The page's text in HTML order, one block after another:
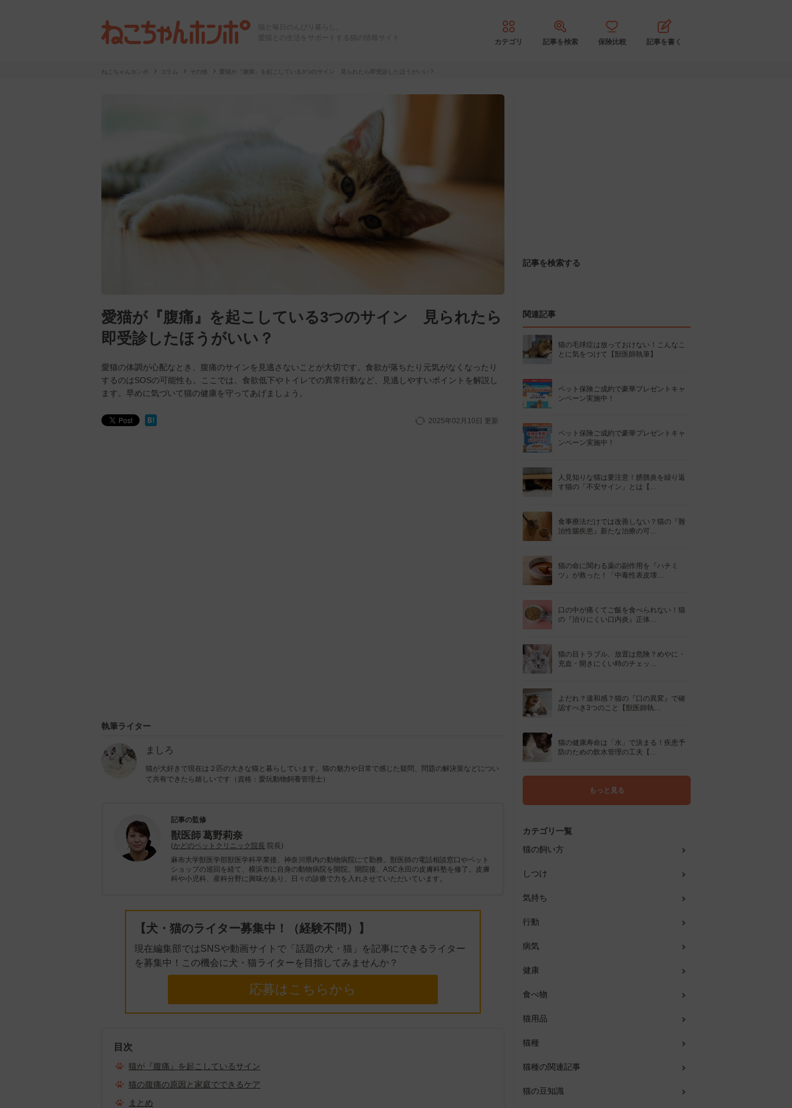
猫と毎日のんびり暮らし。
愛猫との生活をサポートする猫の情報サイト
カテゴリ 記事を検索 保険比較 記事を書く
ねこちゃんホンポ コラム その他 愛猫が『腹痛』を起こしている3つのサイン 見られたら即受診したほうがいい？
愛猫が『腹痛』を起こしている3つのサイン 見られたら
即受診したほうがいい？
愛猫の体調が心配なとき、腹痛のサインを見逃さないことが大切です。食欲が落ちたり元気がなくなったり
するのはSOSの可能性も。ここでは、食欲低下やトイレでの異常行動など、見逃しやすいポイントを解説し
ます。早めに気づいて猫の健康を守ってあげましょう。
2025年02月10日 更新
執筆ライター
ましろ
猫が大好きで現在は２匹の大きな猫と暮らしています。猫の魅力や日常で感じた疑問、問題の解決策などについ
て共有できたら嬉しいです（資格：愛玩動物飼養管理士）
記事の監修
獣医師葛野莉奈
(かどのペットクリニック院長 院長)
麻布大学獣医学部獣医学科卒業後、神奈川県内の動物病院にて勤務。獣医師の電話相談窓口やペット
ショップの巡回を経て、横浜市に自身の動物病院を開院。開院後、ASC永田の皮膚科塾を修了。皮膚
科や小児科、産科分野に興味があり、日々の診療で力を入れさせていただいています。
【犬・猫のライター募集中！（経験不問）】
現在編集部ではSNSや動画サイトで「話題の犬・猫」を記事にできるライター
を募集中！この機会に犬・猫ライターを目指してみませんか？
応募はこちらから
目次
猫が『腹痛』を起こしているサイン
猫の腹痛の原因と家庭でできるケア
まとめ
記事を検索する
関連記事
猫の毛球症は放っておけない！こんなこ
とに気をつけて【獣医師執筆】
ペット保険ご成約で豪華プレゼントキャ
ンペーン実施中！
ペット保険ご成約で豪華プレゼントキャ
ンペーン実施中！
人見知りな猫は要注意！膀胱炎を繰り返
す猫の「不安サイン」とは【…
食事療法だけでは改善しない？猫の『難
治性腸疾患』新たな治療の可…
猫の命に関わる薬の副作用を『ハチミ
ツ』が救った！「中毒性表皮壊…
口の中が痛くてご飯を食べられない！猫
の『治りにくい口内炎』正体…
猫の目トラブル、放置は危険？めやに・
充血・開きにくい時のチェッ…
よだれ？違和感？猫の『口の異変』で確
認すべき3つのこと【獣医師執…
猫の健康寿命は「水」で決まる！疾患予
防のための飲水管理の工夫【…
もっと見る
カテゴリ一覧
猫の飼い方
しつけ
気持ち
行動
病気
健康
食べ物
猫用品
猫種
猫種の関連記事
猫の豆知識